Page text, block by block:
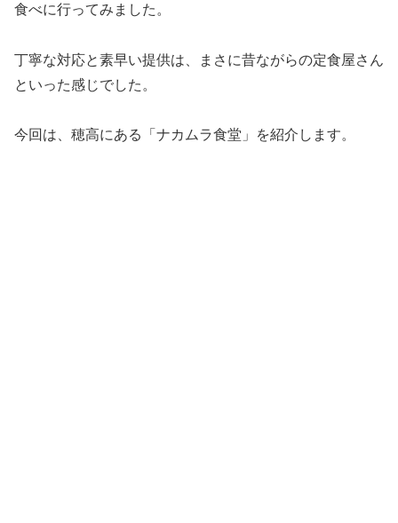
食べに行ってみました。
丁寧な対応と素早い提供は、まさに昔ながらの定食屋さん
といった感じでした。
今回は、穂高にある「ナカムラ食堂」を紹介します。